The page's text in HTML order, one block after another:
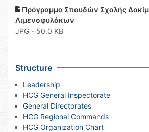
Πρόγραμμα Σπουδών Σχολής
Λιμενοφυλάκων
JPG - 50.0 KB
Structure
Leadership
HCG General Inspectorate
General Directorates
HCG Regional Commands
HCG Organization Chart